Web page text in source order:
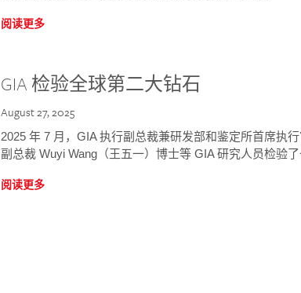
阅读更多
GIA 检验全球第二大钻石
August 27, 2025
2025 年 7 月，GIA 执行副总裁兼研发部和鉴定所首席执
副总裁 Wuyi Wang（王五一）博士等 GIA 研究人员检验
阅读更多